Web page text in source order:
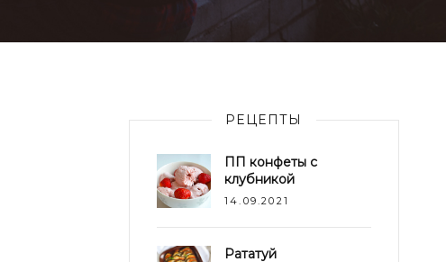
РЕЦЕПТЫ
ПП конфеты с
клубникой
14.09.2021
Рататуй